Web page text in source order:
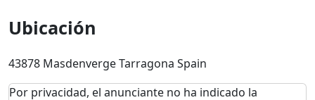
Ubicación
43878 Masdenverge Tarragona Spain
Por privacidad, el anunciante no ha indicado la